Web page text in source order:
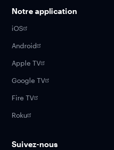
Notre application
iOS
Android
Apple TV
Google TV
Fire TV
Roku
Suivez-nous